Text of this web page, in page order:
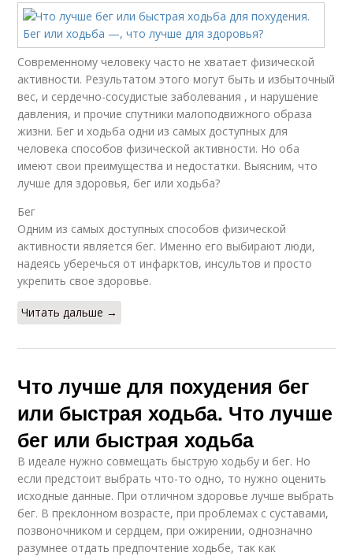
Современному человеку часто не хватает физической
активности. Результатом этого могут быть и избыточный
вес, и сердечно-сосудистые заболевания , и нарушение
давления, и прочие спутники малоподвижного образа
жизни. Бег и ходьба одни из самых доступных для
человека способов физической активности. Но оба
имеют свои преимущества и недостатки. Выясним, что
лучше для здоровья, бег или ходьба?
Бег
Одним из самых доступных способов физической
активности является бег. Именно его выбирают люди,
надеясь уберечься от инфарктов, инсультов и просто
укрепить свое здоровье.
Читать дальше →
Что лучше для похудения бег
или быстрая ходьба. Что лучше
бег или быстрая ходьба
В идеале нужно совмещать быструю ходьбу и бег. Но
если предстоит выбрать что-то одно, то нужно оценить
исходные данные. При отличном здоровье лучше выбрать
бег. В преклонном возрасте, при проблемах с суставами,
позвоночником и сердцем, при ожирении, однозначно
разумнее отдать предпочтение ходьбе, так как